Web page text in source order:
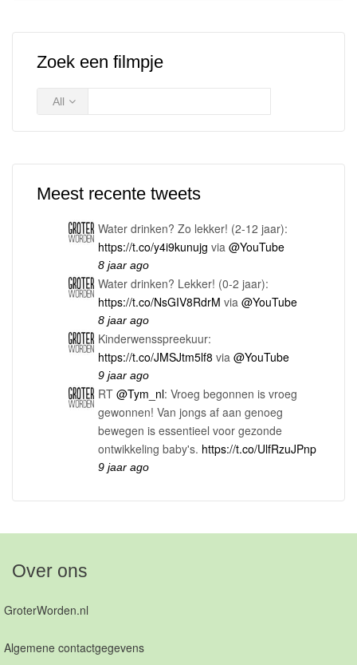
Zoek een filmpje
All
Meest recente tweets
Water drinken? Zo lekker! (2-12 jaar):
https://t.co/y4i9kunujg via @YouTube
8 jaar ago
Water drinken? Lekker! (0-2 jaar):
https://t.co/NsGIV8RdrM via @YouTube
8 jaar ago
Kinderwensspreekuur:
https://t.co/JMSJtm5lf8 via @YouTube
9 jaar ago
RT @Tym_nl: Vroeg begonnen is vroeg
gewonnen! Van jongs af aan genoeg
bewegen is essentieel voor gezonde
ontwikkeling baby's. https://t.co/UlfRzuJPnp
9 jaar ago
Over ons
GroterWorden.nl
Algemene contactgegevens